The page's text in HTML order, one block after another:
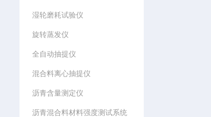
湿轮磨耗试验仪
旋转蒸发仪
全自动抽提仪
混合料离心抽提仪
沥青含量测定仪
沥青混合料材料强度测试系统